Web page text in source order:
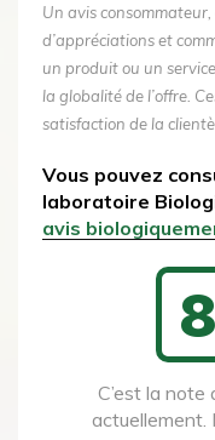
Un avis
d’appréciations et
un produit ou un
la globalité de l’offre.
satisfaction de la
Vous pouvez
laboratoire
avis
C’est la note
actuellement.